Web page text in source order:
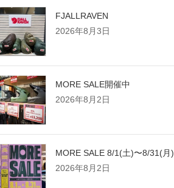
FJALLRAVEN
2026年8月3日
MORE SALE開催中
2026年8月2日
MORE SALE 8/1(土)〜8/31(月)
2026年8月2日